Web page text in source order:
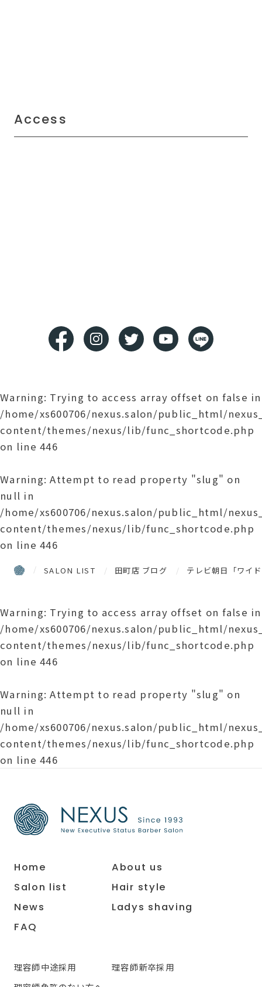
Access
Warning: Trying to access array offset on false in
/home/xs600706/nexus.salon/public_html/
content/themes/nexus/lib/func_shortcode.php
on line446
Warning: Attempt to read property "slug" on
null in
/home/xs600706/nexus.salon/public_html/
content/themes/nexus/lib/func_shortcode.php
on line446
SALON LIST 田町店 ブログ テレビ朝日「ワイ
Warning: Trying to access array offset on false in
/home/xs600706/nexus.salon/public_html/
content/themes/nexus/lib/func_shortcode.php
on line446
Warning: Attempt to read property "slug" on
null in
/home/xs600706/nexus.salon/public_html/
content/themes/nexus/lib/func_shortcode.php
on line446
Home
About us
Salon list
Hair style
News
Ladys shaving
FAQ
理容師中途採用
理容師新卒採用